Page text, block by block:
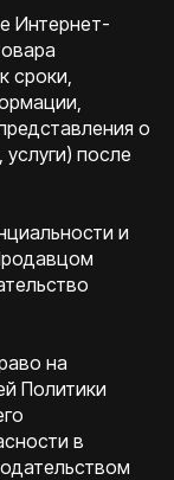
Интернет-
сроки,
о
после
и
на
Политики
в